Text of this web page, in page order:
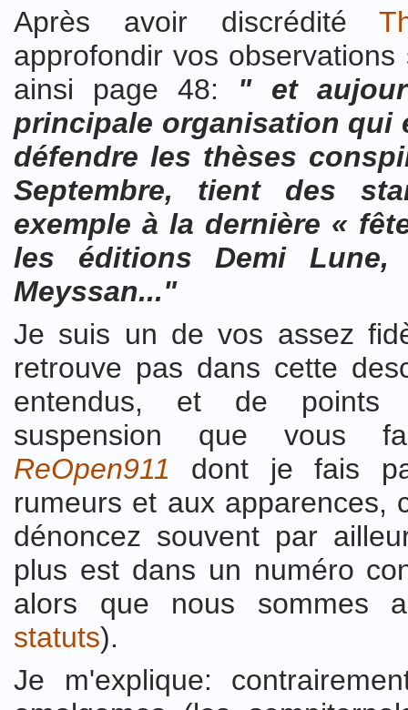
Après avoir discrédité
approfondir vos
ainsi page 48:
" et
principale organisation qui
défendre les thèses
Septembre, tient des
exemple à la dernière «
les éditions Demi
Meyssan..."
Je suis un de vos assez
retrouve pas dans cette
entendus, et de points
suspension que vous
ReOpen911
dont je fais
rumeurs et aux apparences,
dénoncez souvent par
plus est dans un numéro
alors que nous sommes
statuts).
Je m'explique: